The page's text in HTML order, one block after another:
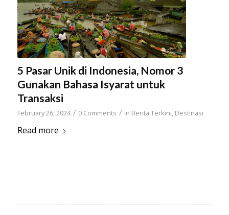
5 Pasar Unik di Indonesia, Nomor 3
Gunakan Bahasa Isyarat untuk
Transaksi
February 26, 2024 / 0 Comments / in Berita Terkini, Destinasi
Read more